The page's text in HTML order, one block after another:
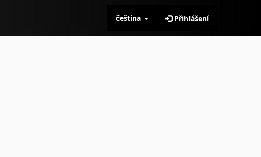
čeština Přihlášení